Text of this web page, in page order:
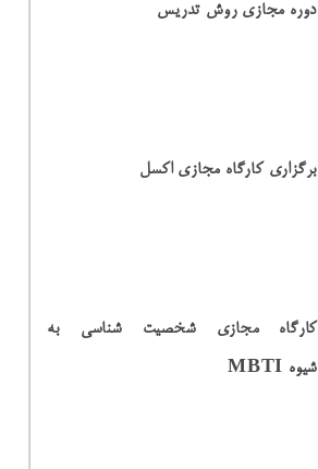
دوره مجازی روش تدریس
برگزاری کارگاه مجازی اکسل
کارگاه مجازی شخصیت شناسی به
شیوه MBTI